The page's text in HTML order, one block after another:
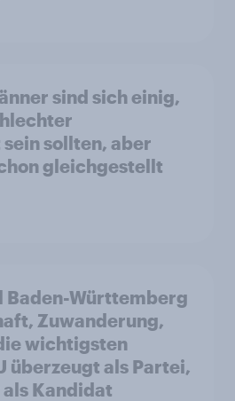
sind sich einig,
sollten, aber
gleichgestellt
Baden-Württemberg
Zuwanderung,
wichtigsten
überzeugt als Partei,
Kandidat